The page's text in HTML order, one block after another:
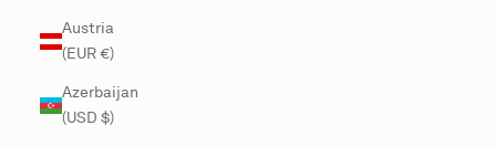
Austria
(EUR €)
Azerbaijan
(USD $)